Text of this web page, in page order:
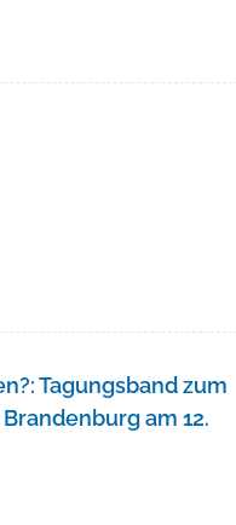
Tagungsband zum
am 12.